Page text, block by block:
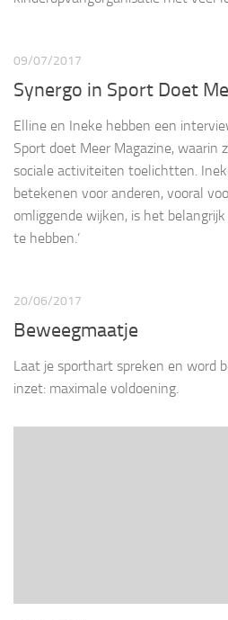
09/07/2017
Synergo in Sport Doet
Elline en Ineke hebben een
Sport doet Meer Magazine, waarin
sociale activiteiten toelichtten.
betekenen voor anderen, vooral
omliggende wijken, is het
te hebben.’
20/06/2017
Beweegmaatje
Laat je sporthart spreken en word
inzet: maximale voldoening.